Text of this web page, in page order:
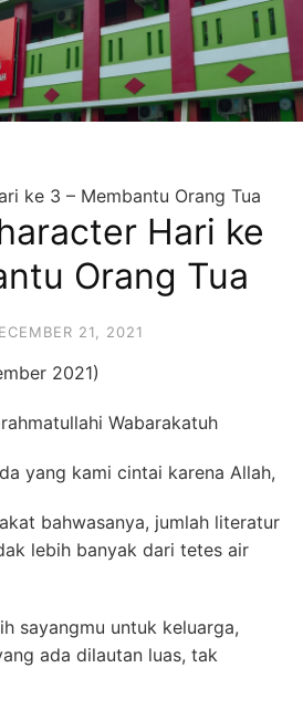
ke 3 – Membantu Orang Tua
Hari ke
Orang Tua
21, 2021
2021)
Wabarakatuh
yang kami cintai karena Allah,
bahwasanya, jumlah literatur
lebih banyak dari tetes air
sayangmu untuk keluarga,
ada dilautan luas, tak